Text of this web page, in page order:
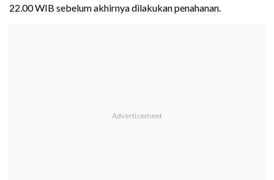
22.00 WIB sebelum akhirnya dilakukan penahanan.